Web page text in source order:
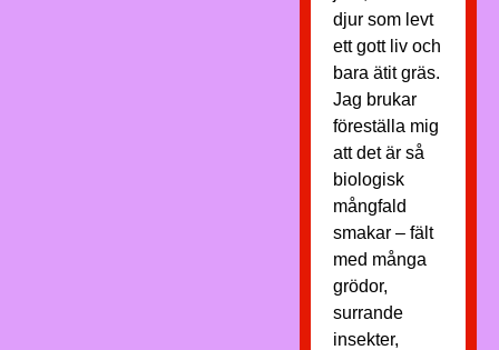
djur som levt
ett gott liv och
bara ätit gräs.
Jag brukar
föreställa mig
att det är så
biologisk
mångfald
smakar – fält
med många
grödor,
surrande
insekter,